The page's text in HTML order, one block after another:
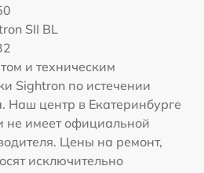
SII BL
и техническим
Sightron по истечении
Наш центр в Екатеринбурге
не имеет официальной
Цены на ремонт,
исключительно